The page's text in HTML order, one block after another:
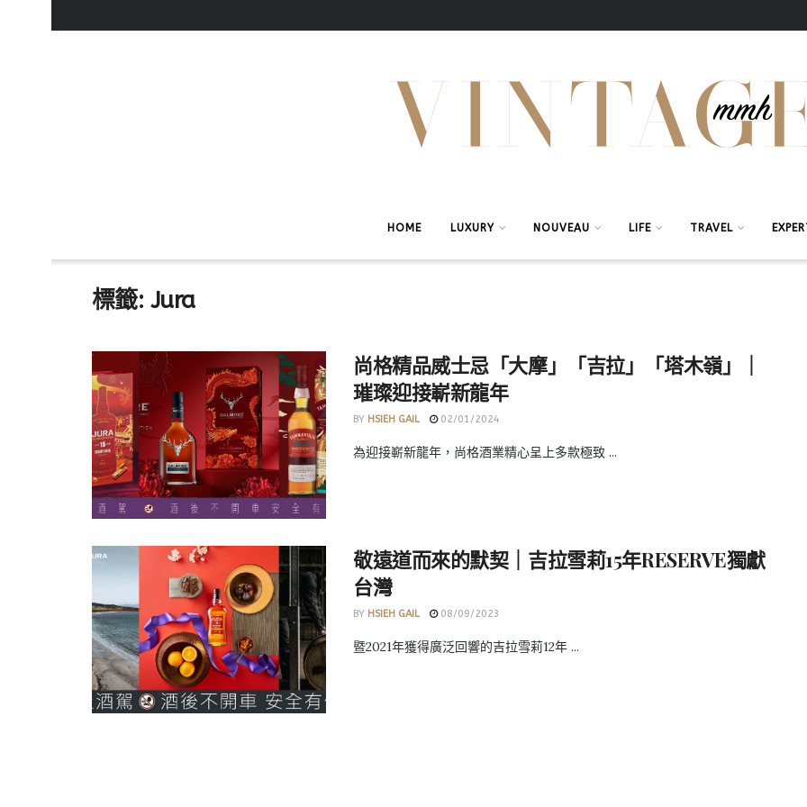
HOME LUXURY NOUVEAU LIFE TRAVEL
標籤: Jura
尚格精品威士忌「大摩」「吉拉」「塔木嶺」｜
璀璨迎接嶄新龍年
BY HSIEH GAIL 02/01/2024
為迎接嶄新龍年，尚格酒業精心呈上多款極致 ...
敬遠道而來的默契｜吉拉雪莉15年RESERVE獨獻
台灣
BY HSIEH GAIL 08/09/2023
暨2021年獲得廣泛回響的吉拉雪莉12年 ...